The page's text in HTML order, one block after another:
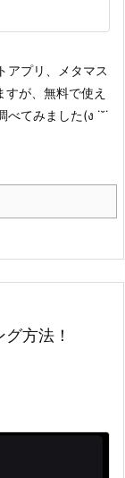
アプリ、メタマス
すが、無料で使え
てみました(ง ˙˘˙
方法！